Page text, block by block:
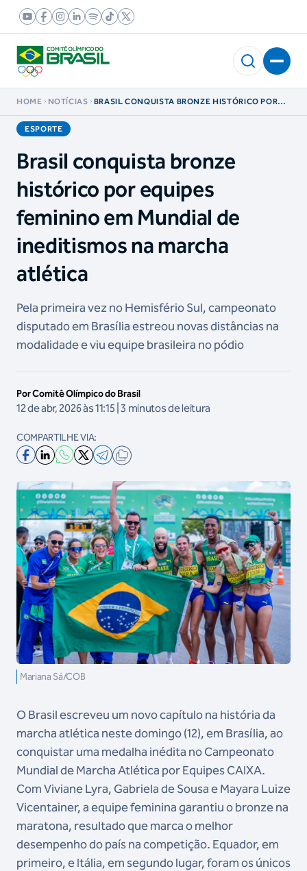
HOME NOTÍCIAS
BRASIL CONQUISTA BRONZE HISTÓRICO POR
ESPORTE
Brasil conquista bronze
histórico por equipes
feminino em Mundial de
ineditismos na marcha
atlética
Pela primeira vez no Hemisfério Sul, campeonato
disputado em Brasília estreou novas distâncias na
modalidade e viu equipe brasileira no pódio
Por Comitê Olímpico do Brasil
12 de abr, 2026 às 11:15 | 3 minutos de leitura
COMPARTILHE VIA:
Mariana Sá/COB
O Brasil escreveu um novo capítulo na história da
marcha atlética neste domingo (12), em Brasília, ao
conquistar uma medalha inédita no Campeonato
Mundial de Marcha Atlética por Equipes CAIXA.
Com Viviane Lyra, Gabriela de Sousa e Mayara Luize
Vicentainer, a equipe feminina garantiu o bronze na
maratona, resultado que marca o melhor
desempenho do país na competição. Equador, em
primeiro, e Itália, em segundo lugar, foram os únicos